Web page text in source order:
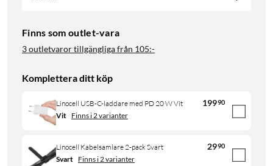
Finns som outlet-vara
3 outletvaror tillgängliga från 105:-
Komplettera ditt köp
Linocell USB-C-laddare med PD 20 W Vit 19990
Vit Finns i 2 varianter
Linocell Kabelsamlare 2-pack Svart 2990
Svart Finns i 2 varianter